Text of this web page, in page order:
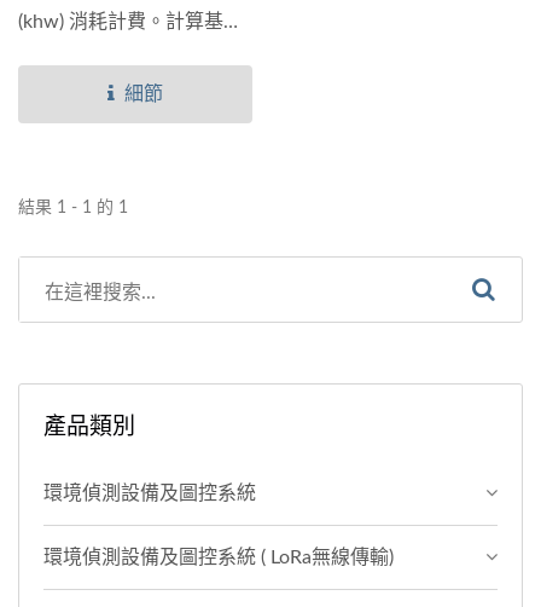
(khw) 消耗計費。計算基礎
系統管線的溫度感測器量測
進出水管的溫度，以及流量
錄...
細節
結果 1 - 1 的 1
產品類別
環境偵測設備及圖控系統
環境偵測設備及圖控系統 ( LoRa無線傳輸)